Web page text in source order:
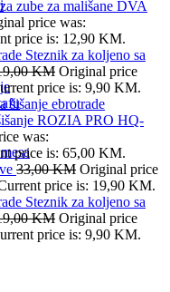
zube za mališane DVA
price was:
price is: 12,90 KM.
Steznik za koljeno sa
KM Original price
price is: 9,90 KM.
ROZIA PRO HQ-
was:
price is: 65,00 KM.
33,00KM Original price
price is: 19,90 KM.
Steznik za koljeno sa
KM Original price
price is: 9,90 KM.